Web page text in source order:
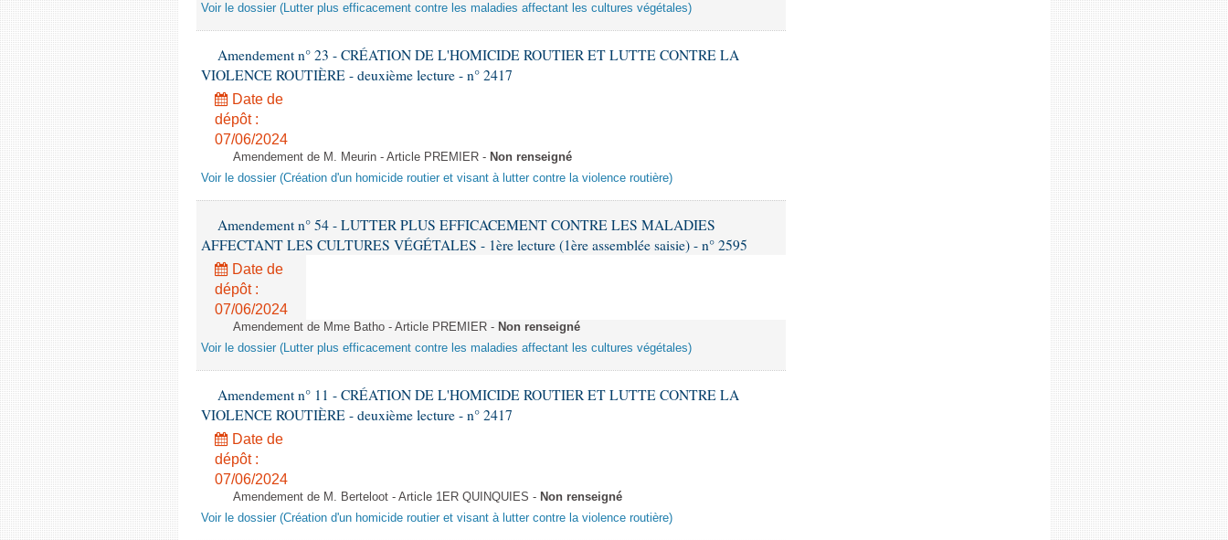
Voir le dossier (Lutter plus efficacement contre les maladies affectant les cultures végétales)
Amendement n° 23 - CRÉATION DE L'HOMICIDE ROUTIER ET LUTTE CONTRE LA
VIOLENCE ROUTIÈRE - deuxième lecture - n° 2417
Date de
dépôt :
07/06/2024
Amendement de M. Meurin - Article PREMIER - Non renseigné
Voir le dossier (Création d'un homicide routier et visant à lutter contre la violence routière)
Amendement n° 54 - LUTTER PLUS EFFICACEMENT CONTRE LES MALADIES
AFFECTANT LES CULTURES VÉGÉTALES - 1ère lecture (1ère assemblée saisie) - n° 2595
Date de
dépôt :
07/06/2024
Amendement de Mme Batho - Article PREMIER - Non renseigné
Voir le dossier (Lutter plus efficacement contre les maladies affectant les cultures végétales)
Amendement n° 11 - CRÉATION DE L'HOMICIDE ROUTIER ET LUTTE CONTRE LA
VIOLENCE ROUTIÈRE - deuxième lecture - n° 2417
Date de
dépôt :
07/06/2024
Amendement de M. Berteloot - Article 1ER QUINQUIES - Non renseigné
Voir le dossier (Création d'un homicide routier et visant à lutter contre la violence routière)